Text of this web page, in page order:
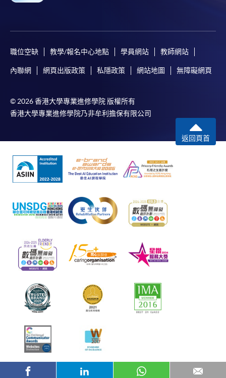
職位空缺 教學/報名中心地點 學員網站 教師網站
內聯網 網頁出版政策 私隱政策 網站地圖 無障礙網頁
© 2026 香港大學專業進修學院 版權所有
香港大學專業進修學院乃非牟利擔保有限公司
返回頁首